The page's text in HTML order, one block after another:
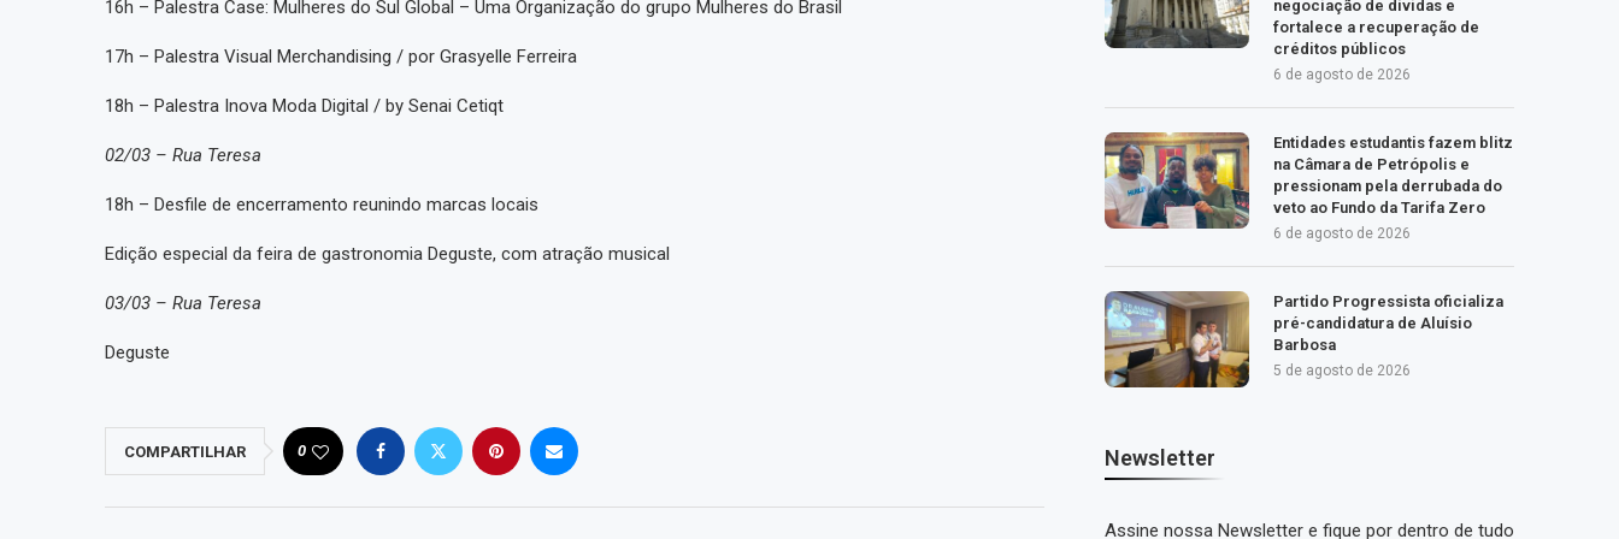
16h – Palestra Case: Mulheres do Sul Global – Uma Organização do grupo Mulheres do Brasil
17h – Palestra Visual Merchandising / por Grasyelle Ferreira
18h – Palestra Inova Moda Digital / by Senai Cetiqt
02/03 – Rua Teresa
18h – Desfile de encerramento reunindo marcas locais
Edição especial da feira de gastronomia Deguste, com atração musical
03/03 – Rua Teresa
Deguste
COMPARTILHAR 0
negociação de dívidas e
fortalece a recuperação de
créditos públicos
6 de agosto de 2026
Entidades estudantis fazem blitz
na Câmara de Petrópolis e
pressionam pela derrubada do
veto ao Fundo da Tarifa Zero
6 de agosto de 2026
Partido Progressista oficializa
pré-candidatura de Aluísio
Barbosa
5 de agosto de 2026
Newsletter
Assine nossa Newsletter e fique por dentro de tudo